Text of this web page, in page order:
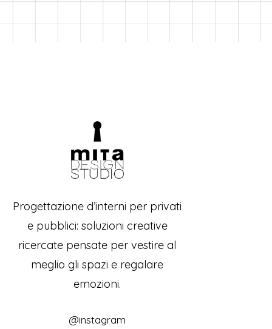
Progettazione d’interni per privati
e pubblici: soluzioni creative
ricercate pensate per vestire al
meglio gli spazi e regalare
emozioni.
@instagram